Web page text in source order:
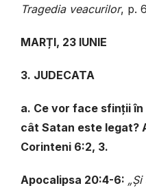
Tragedia veacurilor, p.
MARȚI, 23 IUNIE
3. JUDECATA
a. Ce vor face sfinții
cât Satan este legat?
Corinteni 6:2, 3.
Apocalipsa 20:4-6: